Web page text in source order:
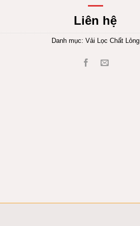
Liên hệ
Danh mục: Vải Lọc Chất Lỏng